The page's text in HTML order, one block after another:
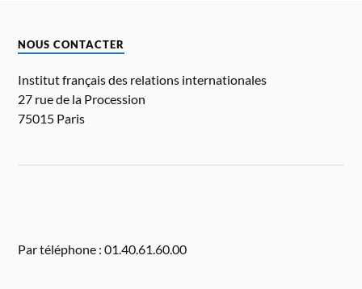
NOUS CONTACTER
Institut français des relations internationales
27 rue de la Procession
75015 Paris
Par téléphone : 01.40.61.60.00